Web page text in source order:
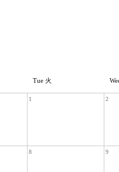
Tue 火
1 2
8 9